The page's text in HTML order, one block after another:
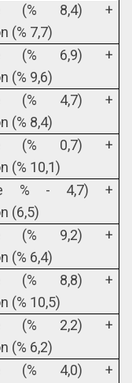
(% 8,4) +
(% 7,7)
(% 6,9) +
(% 9,6)
(% 4,7) +
(% 8,4)
(% 0,7) +
(% 10,1)
% - 4,7) +
(6,5)
(% 9,2) +
(% 6,4)
(% 8,8) +
(% 10,5)
(% 2,2) +
(% 6,2)
(% 4,0) +